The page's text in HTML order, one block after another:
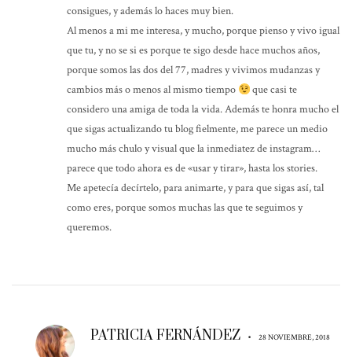
consigues, y además lo haces muy bien.
Al menos a mi me interesa, y mucho, porque pienso y vivo igual
que tu, y no se si es porque te sigo desde hace muchos años,
porque somos las dos del 77, madres y vivimos mudanzas y
cambios más o menos al mismo tiempo
que casi te
considero una amiga de toda la vida. Además te honra mucho el
que sigas actualizando tu blog fielmente, me parece un medio
mucho más chulo y visual que la inmediatez de instagram…
parece que todo ahora es de «usar y tirar», hasta los stories.
Me apetecía decírtelo, para animarte, y para que sigas así, tal
como eres, porque somos muchas las que te seguimos y
queremos.
PATRICIA FERNÁNDEZ • 28 NOVIEMBRE, 2018